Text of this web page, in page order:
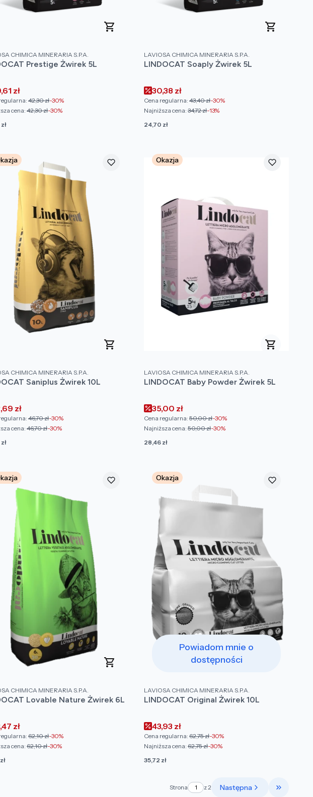
CHIMICA MINERARIA S.P.A.
Prestige Żwirek 5L
promocyjna
zł
42,30 zł-30%
cena:42,30 zł-30%
PRODUCENT
LAVIOSA CHIMICA MINERARIA S.P.A.
LINDOCAT Soaply Żwirek 5L
Cena promocyjna
30,38 zł
Cena regularna: 43,40 zł-30%
Najniższa cena: 34,72 zł-13%
Cena
24,70 zł
CHIMICA MINERARIA S.P.A.
Saniplus Żwirek 10L
promocyjna
zł
46,70 zł-30%
cena:46,70 zł-30%
Okazja
PRODUCENT
LAVIOSA CHIMICA MINERARIA S.P.A.
LINDOCAT Baby Powder Żwirek 5L
Cena promocyjna
35,00 zł
Cena regularna: 50,00 zł-30%
Najniższa cena: 50,00 zł-30%
Cena
28,46 zł
CHIMICA MINERARIA S.P.A.
Lovable Nature Żwirek 6L
promocyjna
zł
62,10 zł-30%
cena:62,10 zł-30%
Okazja
Powiadom mnie o
dostępności
PRODUCENT
LAVIOSA CHIMICA MINERARIA S.P.A.
LINDOCAT Original Żwirek 10L
Cena promocyjna
43,93 zł
Cena regularna: 62,75 zł-30%
Najniższa cena: 62,75 zł-30%
Cena
35,72 zł
Strona z 2 Następna Przejdź